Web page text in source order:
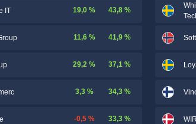
IT 19,0 % 43,8 %
11,6 % 41,9 %
29,2 % 37,1 %
3,3 % 34,3 %
-0,5 % 33,3 %